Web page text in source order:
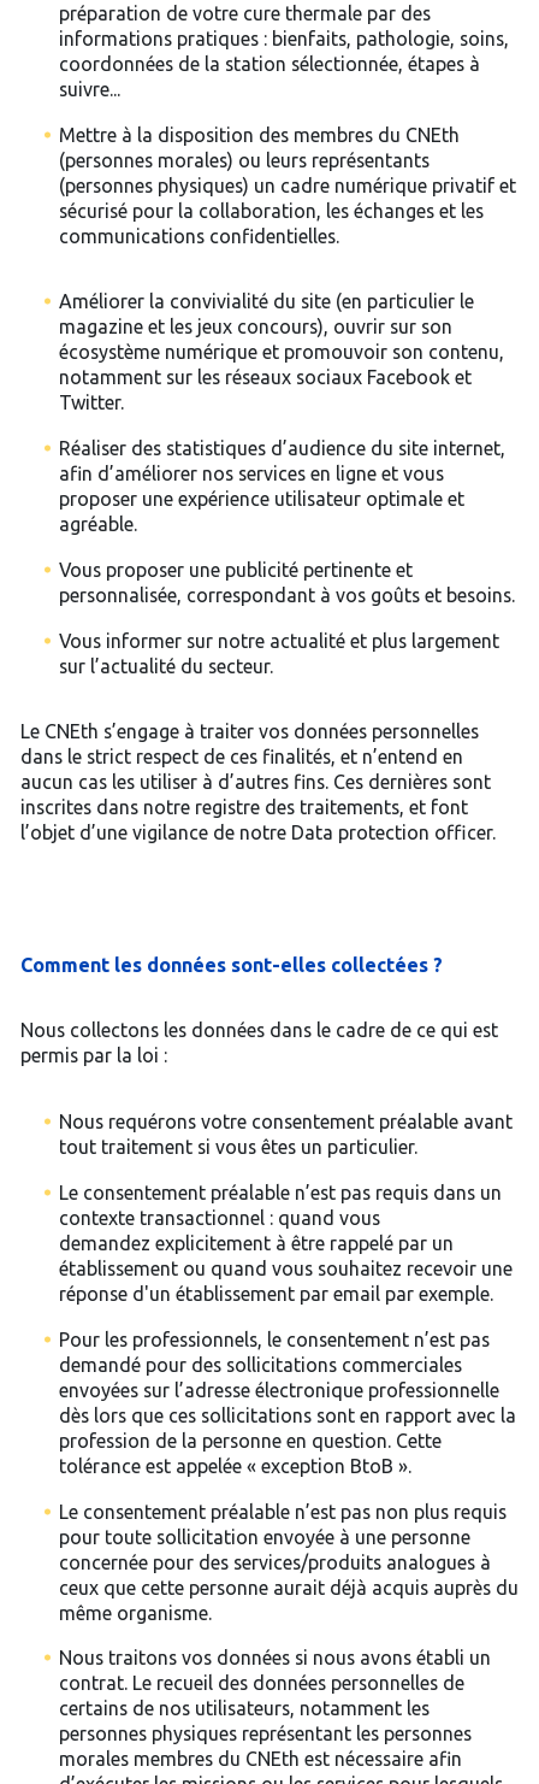
préparation de votre cure thermale par des
informations pratiques : bienfaits, pathologie, soins,
coordonnées de la station sélectionnée, étapes à
suivre...
Mettre à la disposition des membres du CNEth
(personnes morales) ou leurs représentants
(personnes physiques) un cadre numérique privatif et
sécurisé pour la collaboration, les échanges et les
communications confidentielles.
Améliorer la convivialité du site (en particulier le
magazine et les jeux concours), ouvrir sur son
écosystème numérique et promouvoir son contenu,
notamment sur les réseaux sociaux Facebook et
Twitter.
Réaliser des statistiques d’audience du site internet,
afin d’améliorer nos services en ligne et vous
proposer une expérience utilisateur optimale et
agréable.
Vous proposer une publicité pertinente et
personnalisée, correspondant à vos goûts et besoins.
Vous informer sur notre actualité et plus largement
sur l’actualité du secteur.
Le CNEth s’engage à traiter vos données personnelles
dans le strict respect de ces finalités, et n’entend en
aucun cas les utiliser à d’autres fins. Ces dernières sont
inscrites dans notre registre des traitements, et font
l’objet d’une vigilance de notre Data protection officer.
Comment les données sont-elles collectées ?
Nous collectons les données dans le cadre de ce qui est
permis par la loi :
Nous requérons votre consentement préalable avant
tout traitement si vous êtes un particulier.
Le consentement préalable n’est pas requis dans un
contexte transactionnel : quand vous
demandez explicitement à être rappelé par un
établissement ou quand vous souhaitez recevoir une
réponse d'un établissement par email par exemple.
Pour les professionnels, le consentement n’est pas
demandé pour des sollicitations commerciales
envoyées sur l’adresse électronique professionnelle
dès lors que ces sollicitations sont en rapport avec la
profession de la personne en question. Cette
tolérance est appelée « exception BtoB ».
Le consentement préalable n’est pas non plus requis
pour toute sollicitation envoyée à une personne
concernée pour des services/produits analogues à
ceux que cette personne aurait déjà acquis auprès du
même organisme.
Nous traitons vos données si nous avons établi un
contrat. Le recueil des données personnelles de
certains de nos utilisateurs, notamment les
personnes physiques représentant les personnes
morales membres du CNEth est nécessaire afin